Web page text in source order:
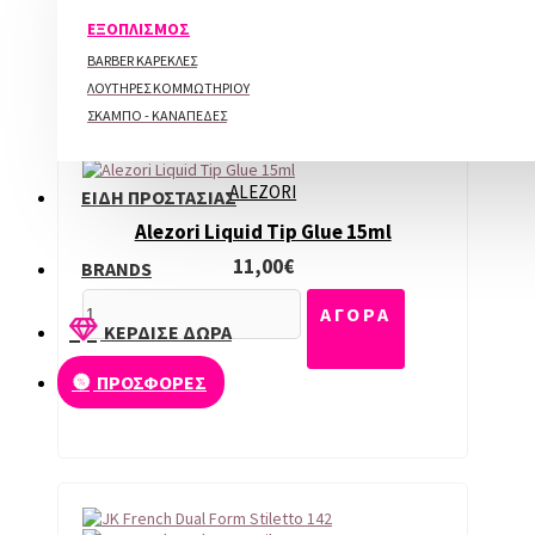
ΕΞΟΠΛΙΣΜΟΣ
BARBER ΚΑΡΕΚΛΕΣ
ΛΟΥΤΗΡΕΣ ΚΟΜΜΩΤΗΡΙΟΥ
ΣΚΑΜΠΟ - ΚΑΝΑΠΕΔΕΣ
ΕΙΔΗ ΠΡΟΣΤΑΣΙΑΣ
BRANDS
ΚΕΡΔΙΣΕ ΔΩΡΑ
ΠΡΟΣΦΟΡΕΣ
ALEZORI
Alezori Liquid Tip Glue 15ml
11,00€
ΑΓΟΡΑ